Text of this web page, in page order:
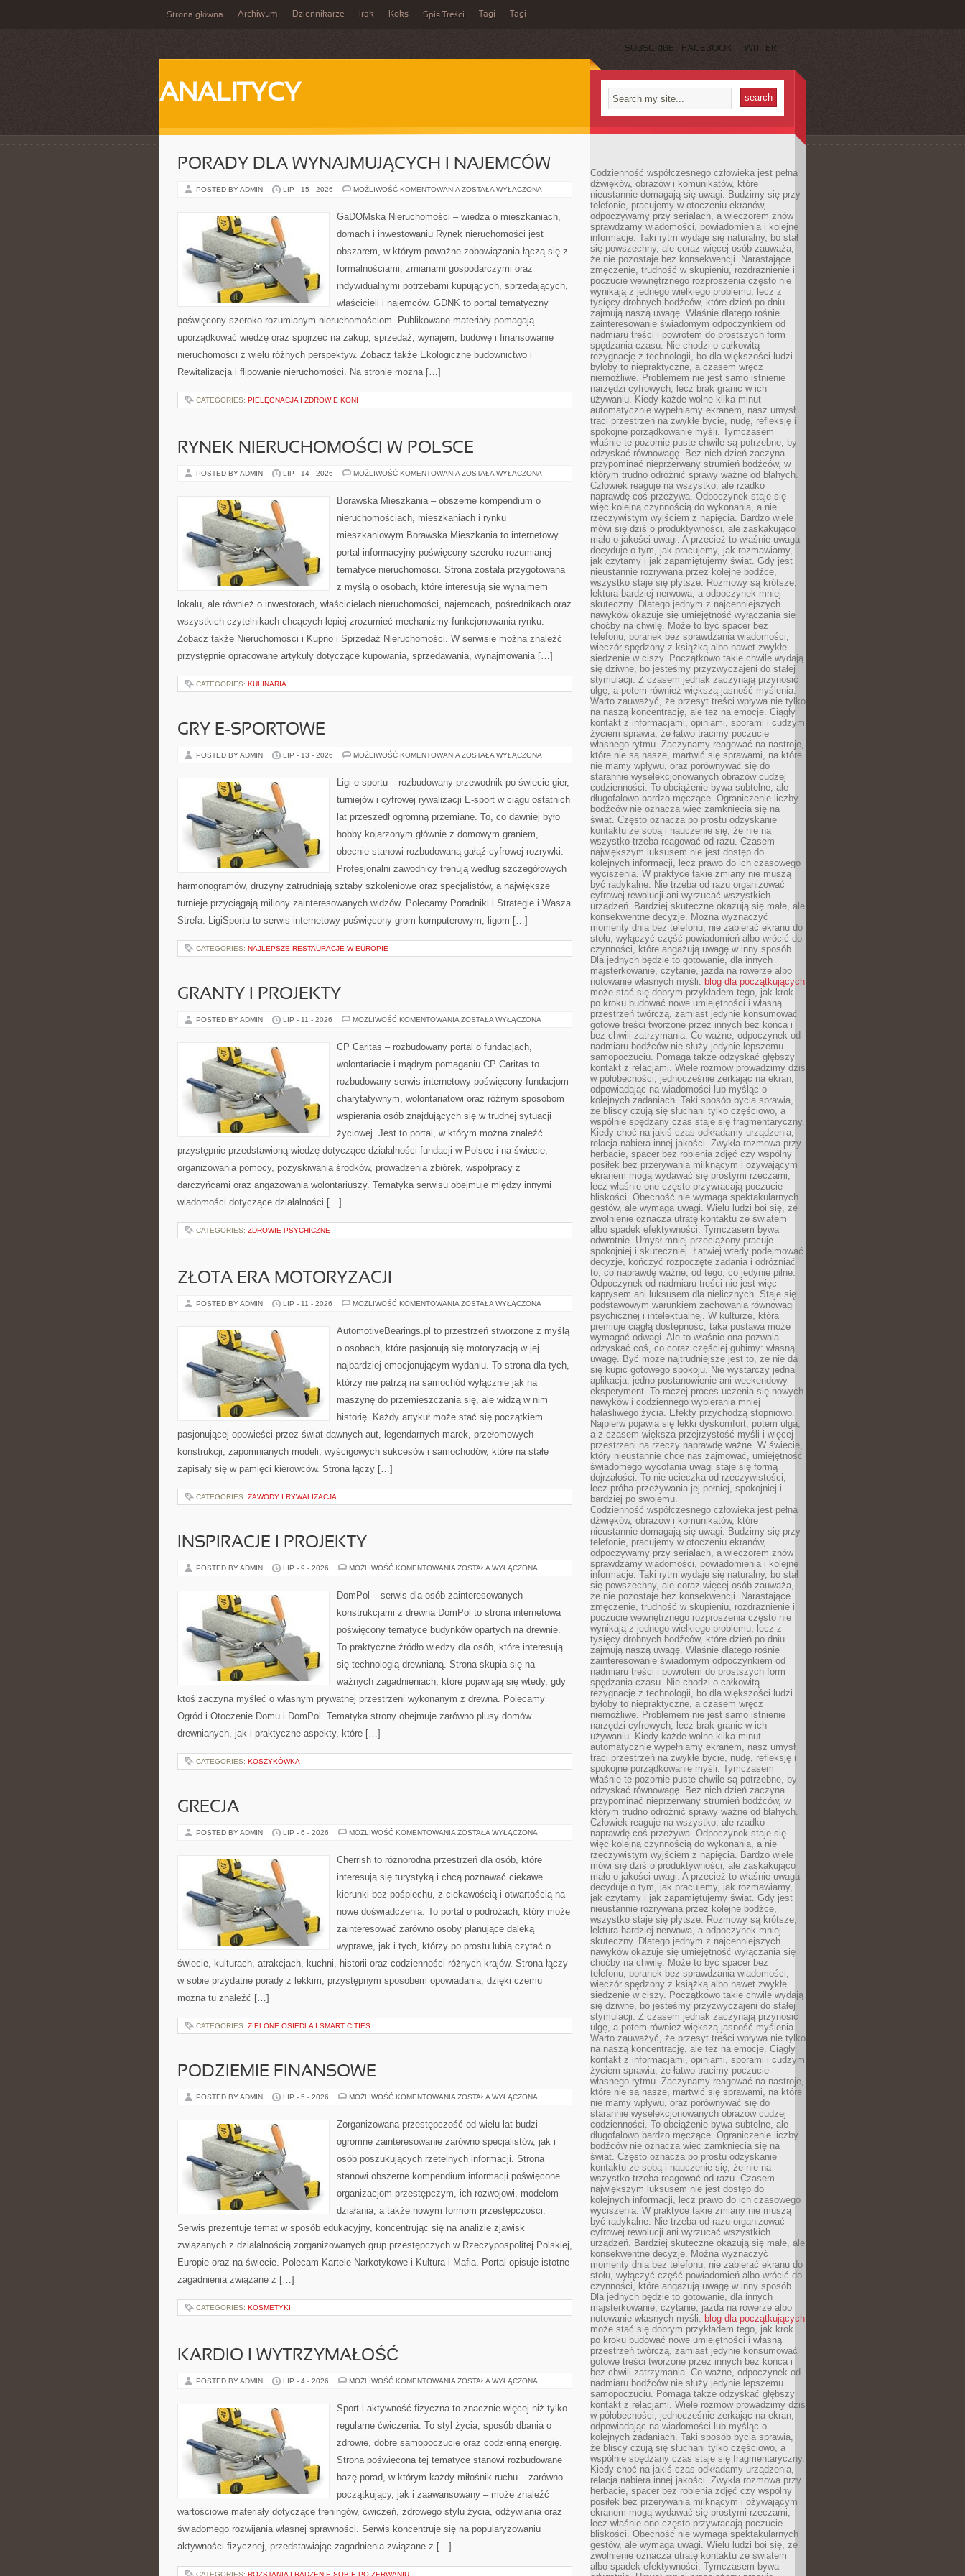
Strona główna Archiwum Dziennikarze Irak Koks Spis Treści Tagi Tagi
SUBSCRIBE FACEBOOK TWITTER
ANALITYCY
PORADY DLA WYNAJMUJĄCYCH I NAJEMCÓW
POSTED BY ADMIN LIP - 15 - 2026 MOŻLIWOŚĆ KOMENTOWANIA PORADY
NAJEMCÓW
ZOSTAŁA WYŁĄCZONA
GaDOMska Nieruchomości – wiedza o mieszkaniach,
domach i inwestowaniu Rynek nieruchomości jest
obszarem, w którym poważne zobowiązania łączą się z
formalnościami, zmianami gospodarczymi oraz
indywidualnymi potrzebami kupujących, sprzedających,
właścicieli i najemców. GDNK to portal tematyczny
poświęcony szeroko rozumianym nieruchomościom. Publikowane materiały pomagają
uporządkować wiedzę oraz spojrzeć na zakup, sprzedaż, wynajem, budowę i finansowanie
nieruchomości z wielu różnych perspektyw. Zobacz także Ekologiczne budownictwo i
Rewitalizacja i flipowanie nieruchomości. Na stronie można […]
CATEGORIES: PIELĘGNACJA I ZDROWIE KONI
RYNEK NIERUCHOMOŚCI W POLSCE
POSTED BY ADMIN LIP - 14 - 2026 MOŻLIWOŚĆ KOMENTOWANIA RYNEK
POLSCE
ZOSTAŁA WYŁĄCZONA
Borawska Mieszkania – obszerne kompendium o
nieruchomościach, mieszkaniach i rynku
mieszkaniowym Borawska Mieszkania to internetowy
portal informacyjny poświęcony szeroko rozumianej
tematyce nieruchomości. Strona została przygotowana
z myślą o osobach, które interesują się wynajmem
lokalu, ale również o inwestorach, właścicielach nieruchomości, najemcach, pośrednikach oraz
wszystkich czytelnikach chcących lepiej zrozumieć mechanizmy funkcjonowania rynku.
Zobacz także Nieruchomości i Kupno i Sprzedaż Nieruchomości. W serwisie można znaleźć
przystępnie opracowane artykuły dotyczące kupowania, sprzedawania, wynajmowania […]
CATEGORIES: KULINARIA
GRY E-SPORTOWE
POSTED BY ADMIN LIP - 13 - 2026 MOŻLIWOŚĆ KOMENTOWANIA GRY
ZOSTAŁA WYŁĄCZONA
Ligi e-sportu – rozbudowany przewodnik po świecie gier,
turniejów i cyfrowej rywalizacji E-sport w ciągu ostatnich
lat przeszedł ogromną przemianę. To, co dawniej było
hobby kojarzonym głównie z domowym graniem,
obecnie stanowi rozbudowaną gałąź cyfrowej rozrywki.
Profesjonalni zawodnicy trenują według szczegółowych
harmonogramów, drużyny zatrudniają sztaby szkoleniowe oraz specjalistów, a największe
turnieje przyciągają miliony zainteresowanych widzów. Polecamy Poradniki i Strategie i Wasza
Strefa. LigiSportu to serwis internetowy poświęcony grom komputerowym, ligom […]
CATEGORIES: NAJLEPSZE RESTAURACJE W EUROPIE
GRANTY I PROJEKTY
POSTED BY ADMIN LIP - 11 - 2026 MOŻLIWOŚĆ KOMENTOWANIA GRANTY
ZOSTAŁA WYŁĄCZONA
CP Caritas – rozbudowany portal o fundacjach,
wolontariacie i mądrym pomaganiu CP Caritas to
rozbudowany serwis internetowy poświęcony fundacjom
charytatywnym, wolontariatowi oraz różnym sposobom
wspierania osób znajdujących się w trudnej sytuacji
życiowej. Jest to portal, w którym można znaleźć
przystępnie przedstawioną wiedzę dotyczące działalności fundacji w Polsce i na świecie,
organizowania pomocy, pozyskiwania środków, prowadzenia zbiórek, współpracy z
darczyńcami oraz angażowania wolontariuszy. Tematyka serwisu obejmuje między innymi
wiadomości dotyczące działalności […]
CATEGORIES: ZDROWIE PSYCHICZNE
ZŁOTA ERA MOTORYZACJI
POSTED BY ADMIN LIP - 11 - 2026 MOŻLIWOŚĆ KOMENTOWANIA ZŁOTA
ZOSTAŁA WYŁĄCZONA
AutomotiveBearings.pl to przestrzeń stworzone z myślą
o osobach, które pasjonują się motoryzacją w jej
najbardziej emocjonującym wydaniu. To strona dla tych,
którzy nie patrzą na samochód wyłącznie jak na
maszynę do przemieszczania się, ale widzą w nim
historię. Każdy artykuł może stać się początkiem
pasjonującej opowieści przez świat dawnych aut, legendarnych marek, przełomowych
konstrukcji, zapomnianych modeli, wyścigowych sukcesów i samochodów, które na stałe
zapisały się w pamięci kierowców. Strona łączy […]
CATEGORIES: ZAWODY I RYWALIZACJA
INSPIRACJE I PROJEKTY
POSTED BY ADMIN LIP - 9 - 2026 MOŻLIWOŚĆ KOMENTOWANIA INSPIRACJE
ZOSTAŁA WYŁĄCZONA
DomPol – serwis dla osób zainteresowanych
konstrukcjami z drewna DomPol to strona internetowa
poświęcony tematyce budynków opartych na drewnie.
To praktyczne źródło wiedzy dla osób, które interesują
się technologią drewnianą. Strona skupia się na
ważnych zagadnieniach, które pojawiają się wtedy, gdy
ktoś zaczyna myśleć o własnym prywatnej przestrzeni wykonanym z drewna. Polecamy
Ogród i Otoczenie Domu i DomPol. Tematyka strony obejmuje zarówno plusy domów
drewnianych, jak i praktyczne aspekty, które […]
CATEGORIES: KOSZYKÓWKA
GRECJA
POSTED BY ADMIN LIP - 6 - 2026 MOŻLIWOŚĆ KOMENTOWANIA GRECJA
ZOSTAŁA WYŁĄCZONA
Cherrish to różnorodna przestrzeń dla osób, które
interesują się turystyką i chcą poznawać ciekawe
kierunki bez pośpiechu, z ciekawością i otwartością na
nowe doświadczenia. To portal o podróżach, który może
zainteresować zarówno osoby planujące daleką
wyprawę, jak i tych, którzy po prostu lubią czytać o
świecie, kulturach, atrakcjach, kuchni, historii oraz codzienności różnych krajów. Strona łączy
w sobie przydatne porady z lekkim, przystępnym sposobem opowiadania, dzięki czemu
można tu znaleźć […]
CATEGORIES: ZIELONE OSIEDLA I SMART CITIES
PODZIEMIE FINANSOWE
POSTED BY ADMIN LIP - 5 - 2026 MOŻLIWOŚĆ KOMENTOWANIA PODZIEMIE
ZOSTAŁA WYŁĄCZONA
Zorganizowana przestępczość od wielu lat budzi
ogromne zainteresowanie zarówno specjalistów, jak i
osób poszukujących rzetelnych informacji. Strona
stanowi obszerne kompendium informacji poświęcone
organizacjom przestępczym, ich rozwojowi, modelom
działania, a także nowym formom przestępczości.
Serwis prezentuje temat w sposób edukacyjny, koncentrując się na analizie zjawisk
związanych z działalnością zorganizowanych grup przestępczych w Rzeczypospolitej Polskiej,
Europie oraz na świecie. Polecam Kartele Narkotykowe i Kultura i Mafia. Portal opisuje istotne
zagadnienia związane z […]
CATEGORIES: KOSMETYKI
KARDIO I WYTRZYMAŁOŚĆ
POSTED BY ADMIN LIP - 4 - 2026 MOŻLIWOŚĆ KOMENTOWANIA KARDIO
ZOSTAŁA WYŁĄCZONA
Sport i aktywność fizyczna to znacznie więcej niż tylko
regularne ćwiczenia. To styl życia, sposób dbania o
zdrowie, dobre samopoczucie oraz codzienną energię.
Strona poświęcona tej tematyce stanowi rozbudowane
bazę porad, w którym każdy miłośnik ruchu – zarówno
początkujący, jak i zaawansowany – może znaleźć
wartościowe materiały dotyczące treningów, ćwiczeń, zdrowego stylu życia, odżywiania oraz
świadomego rozwijania własnej sprawności. Serwis koncentruje się na popularyzowaniu
aktywności fizycznej, przedstawiając zagadnienia związane z […]
CATEGORIES: ROZSTANIA I RADZENIE SOBIE PO ZERWANIU
Codzienność współczesnego człowieka jest pełna
dźwięków, obrazów i komunikatów, które
nieustannie domagają się uwagi. Budzimy się przy
telefonie, pracujemy w otoczeniu ekranów,
odpoczywamy przy serialach, a wieczorem znów
sprawdzamy wiadomości, powiadomienia i kolejne
informacje. Taki rytm wydaje się naturalny, bo stał
się powszechny, ale coraz więcej osób zauważa,
że nie pozostaje bez konsekwencji. Narastające
zmęczenie, trudność w skupieniu, rozdrażnienie i
poczucie wewnętrznego rozproszenia często nie
wynikają z jednego wielkiego problemu, lecz z
tysięcy drobnych bodźców, które dzień po dniu
zajmują naszą uwagę. Właśnie dlatego rośnie
zainteresowanie świadomym odpoczynkiem od
nadmiaru treści i powrotem do prostszych form
spędzania czasu. Nie chodzi o całkowitą
rezygnację z technologii, bo dla większości ludzi
byłoby to niepraktyczne, a czasem wręcz
niemożliwe. Problemem nie jest samo istnienie
narzędzi cyfrowych, lecz brak granic w ich
używaniu. Kiedy każde wolne kilka minut
automatycznie wypełniamy ekranem, nasz umysł
traci przestrzeń na zwykłe bycie, nudę, refleksję i
spokojne porządkowanie myśli. Tymczasem
właśnie te pozornie puste chwile są potrzebne, by
odzyskać równowagę. Bez nich dzień zaczyna
przypominać nieprzerwany strumień bodźców, w
którym trudno odróżnić sprawy ważne od błahych.
Człowiek reaguje na wszystko, ale rzadko
naprawdę coś przeżywa. Odpoczynek staje się
więc kolejną czynnością do wykonania, a nie
rzeczywistym wyjściem z napięcia. Bardzo wiele
mówi się dziś o produktywności, ale zaskakująco
mało o jakości uwagi. A przecież to właśnie uwaga
decyduje o tym, jak pracujemy, jak rozmawiamy,
jak czytamy i jak zapamiętujemy świat. Gdy jest
nieustannie rozrywana przez kolejne bodźce,
wszystko staje się płytsze. Rozmowy są krótsze,
lektura bardziej nerwowa, a odpoczynek mniej
skuteczny. Dlatego jednym z najcenniejszych
nawyków okazuje się umiejętność wyłączania się
choćby na chwilę. Może to być spacer bez
telefonu, poranek bez sprawdzania wiadomości,
wieczór spędzony z książką albo nawet zwykłe
siedzenie w ciszy. Początkowo takie chwile wydają
się dziwne, bo jesteśmy przyzwyczajeni do stałej
stymulacji. Z czasem jednak zaczynają przynosić
ulgę, a potem również większą jasność myślenia.
Warto zauważyć, że przesyt treści wpływa nie tylko
na naszą koncentrację, ale też na emocje. Ciągły
kontakt z informacjami, opiniami, sporami i cudzym
życiem sprawia, że łatwo tracimy poczucie
własnego rytmu. Zaczynamy reagować na nastroje,
które nie są nasze, martwić się sprawami, na które
nie mamy wpływu, oraz porównywać się do
starannie wyselekcjonowanych obrazów cudzej
codzienności. To obciążenie bywa subtelne, ale
długofalowo bardzo męczące. Ograniczenie liczby
bodźców nie oznacza więc zamknięcia się na
świat. Często oznacza po prostu odzyskanie
kontaktu ze sobą i nauczenie się, że nie na
wszystko trzeba reagować od razu. Czasem
największym luksusem nie jest dostęp do
kolejnych informacji, lecz prawo do ich czasowego
wyciszenia. W praktyce takie zmiany nie muszą
być radykalne. Nie trzeba od razu organizować
cyfrowej rewolucji ani wyrzucać wszystkich
urządzeń. Bardziej skuteczne okazują się małe, ale
konsekwentne decyzje. Można wyznaczyć
momenty dnia bez telefonu, nie zabierać ekranu do
stołu, wyłączyć część powiadomień albo wrócić do
czynności, które angażują uwagę w inny sposób.
Dla jednych będzie to gotowanie, dla innych
majsterkowanie, czytanie, jazda na rowerze albo
notowanie własnych myśli. blog dla początkujących
może stać się dobrym przykładem tego, jak krok
po kroku budować nowe umiejętności i własną
przestrzeń twórczą, zamiast jedynie konsumować
gotowe treści tworzone przez innych bez końca i
bez chwili zatrzymania. Co ważne, odpoczynek od
nadmiaru bodźców nie służy jedynie lepszemu
samopoczuciu. Pomaga także odzyskać głębszy
kontakt z relacjami. Wiele rozmów prowadzimy dziś
w półobecności, jednocześnie zerkając na ekran,
odpowiadając na wiadomości lub myśląc o
kolejnych zadaniach. Taki sposób bycia sprawia,
że bliscy czują się słuchani tylko częściowo, a
wspólnie spędzany czas staje się fragmentaryczny.
Kiedy choć na jakiś czas odkładamy urządzenia,
relacja nabiera innej jakości. Zwykła rozmowa przy
herbacie, spacer bez robienia zdjęć czy wspólny
posiłek bez przerywania milknącym i ożywającym
ekranem mogą wydawać się prostymi rzeczami,
lecz właśnie one często przywracają poczucie
bliskości. Obecność nie wymaga spektakularnych
gestów, ale wymaga uwagi. Wielu ludzi boi się, że
zwolnienie oznacza utratę kontaktu ze światem
albo spadek efektywności. Tymczasem bywa
odwrotnie. Umysł mniej przeciążony pracuje
spokojniej i skuteczniej. Łatwiej wtedy podejmować
decyzje, kończyć rozpoczęte zadania i odróżniać
to, co naprawdę ważne, od tego, co jedynie pilne.
Odpoczynek od nadmiaru treści nie jest więc
kaprysem ani luksusem dla nielicznych. Staje się
podstawowym warunkiem zachowania równowagi
psychicznej i intelektualnej. W kulturze, która
premiuje ciągłą dostępność, taka postawa może
wymagać odwagi. Ale to właśnie ona pozwala
odzyskać coś, co coraz częściej gubimy: własną
uwagę. Być może najtrudniejsze jest to, że nie da
się kupić gotowego spokoju. Nie wystarczy jedna
aplikacja, jedno postanowienie ani weekendowy
eksperyment. To raczej proces uczenia się nowych
nawyków i codziennego wybierania mniej
hałaśliwego życia. Efekty przychodzą stopniowo.
Najpierw pojawia się lekki dyskomfort, potem ulga,
a z czasem większa przejrzystość myśli i więcej
przestrzeni na rzeczy naprawdę ważne. W świecie,
który nieustannie chce nas zajmować, umiejętność
świadomego wycofania uwagi staje się formą
dojrzałości. To nie ucieczka od rzeczywistości,
lecz próba przeżywania jej pełniej, spokojniej i
bardziej po swojemu.
Codzienność współczesnego człowieka jest pełna
dźwięków, obrazów i komunikatów, które
nieustannie domagają się uwagi. Budzimy się przy
telefonie, pracujemy w otoczeniu ekranów,
odpoczywamy przy serialach, a wieczorem znów
sprawdzamy wiadomości, powiadomienia i kolejne
informacje. Taki rytm wydaje się naturalny, bo stał
się powszechny, ale coraz więcej osób zauważa,
że nie pozostaje bez konsekwencji. Narastające
zmęczenie, trudność w skupieniu, rozdrażnienie i
poczucie wewnętrznego rozproszenia często nie
wynikają z jednego wielkiego problemu, lecz z
tysięcy drobnych bodźców, które dzień po dniu
zajmują naszą uwagę. Właśnie dlatego rośnie
zainteresowanie świadomym odpoczynkiem od
nadmiaru treści i powrotem do prostszych form
spędzania czasu. Nie chodzi o całkowitą
rezygnację z technologii, bo dla większości ludzi
byłoby to niepraktyczne, a czasem wręcz
niemożliwe. Problemem nie jest samo istnienie
narzędzi cyfrowych, lecz brak granic w ich
używaniu. Kiedy każde wolne kilka minut
automatycznie wypełniamy ekranem, nasz umysł
traci przestrzeń na zwykłe bycie, nudę, refleksję i
spokojne porządkowanie myśli. Tymczasem
właśnie te pozornie puste chwile są potrzebne, by
odzyskać równowagę. Bez nich dzień zaczyna
przypominać nieprzerwany strumień bodźców, w
którym trudno odróżnić sprawy ważne od błahych.
Człowiek reaguje na wszystko, ale rzadko
naprawdę coś przeżywa. Odpoczynek staje się
więc kolejną czynnością do wykonania, a nie
rzeczywistym wyjściem z napięcia. Bardzo wiele
mówi się dziś o produktywności, ale zaskakująco
mało o jakości uwagi. A przecież to właśnie uwaga
decyduje o tym, jak pracujemy, jak rozmawiamy,
jak czytamy i jak zapamiętujemy świat. Gdy jest
nieustannie rozrywana przez kolejne bodźce,
wszystko staje się płytsze. Rozmowy są krótsze,
lektura bardziej nerwowa, a odpoczynek mniej
skuteczny. Dlatego jednym z najcenniejszych
nawyków okazuje się umiejętność wyłączania się
choćby na chwilę. Może to być spacer bez
telefonu, poranek bez sprawdzania wiadomości,
wieczór spędzony z książką albo nawet zwykłe
siedzenie w ciszy. Początkowo takie chwile wydają
się dziwne, bo jesteśmy przyzwyczajeni do stałej
stymulacji. Z czasem jednak zaczynają przynosić
ulgę, a potem również większą jasność myślenia.
Warto zauważyć, że przesyt treści wpływa nie tylko
na naszą koncentrację, ale też na emocje. Ciągły
kontakt z informacjami, opiniami, sporami i cudzym
życiem sprawia, że łatwo tracimy poczucie
własnego rytmu. Zaczynamy reagować na nastroje,
które nie są nasze, martwić się sprawami, na które
nie mamy wpływu, oraz porównywać się do
starannie wyselekcjonowanych obrazów cudzej
codzienności. To obciążenie bywa subtelne, ale
długofalowo bardzo męczące. Ograniczenie liczby
bodźców nie oznacza więc zamknięcia się na
świat. Często oznacza po prostu odzyskanie
kontaktu ze sobą i nauczenie się, że nie na
wszystko trzeba reagować od razu. Czasem
największym luksusem nie jest dostęp do
kolejnych informacji, lecz prawo do ich czasowego
wyciszenia. W praktyce takie zmiany nie muszą
być radykalne. Nie trzeba od razu organizować
cyfrowej rewolucji ani wyrzucać wszystkich
urządzeń. Bardziej skuteczne okazują się małe, ale
konsekwentne decyzje. Można wyznaczyć
momenty dnia bez telefonu, nie zabierać ekranu do
stołu, wyłączyć część powiadomień albo wrócić do
czynności, które angażują uwagę w inny sposób.
Dla jednych będzie to gotowanie, dla innych
majsterkowanie, czytanie, jazda na rowerze albo
notowanie własnych myśli. blog dla początkujących
może stać się dobrym przykładem tego, jak krok
po kroku budować nowe umiejętności i własną
przestrzeń twórczą, zamiast jedynie konsumować
gotowe treści tworzone przez innych bez końca i
bez chwili zatrzymania. Co ważne, odpoczynek od
nadmiaru bodźców nie służy jedynie lepszemu
samopoczuciu. Pomaga także odzyskać głębszy
kontakt z relacjami. Wiele rozmów prowadzimy dziś
w półobecności, jednocześnie zerkając na ekran,
odpowiadając na wiadomości lub myśląc o
kolejnych zadaniach. Taki sposób bycia sprawia,
że bliscy czują się słuchani tylko częściowo, a
wspólnie spędzany czas staje się fragmentaryczny.
Kiedy choć na jakiś czas odkładamy urządzenia,
relacja nabiera innej jakości. Zwykła rozmowa przy
herbacie, spacer bez robienia zdjęć czy wspólny
posiłek bez przerywania milknącym i ożywającym
ekranem mogą wydawać się prostymi rzeczami,
lecz właśnie one często przywracają poczucie
bliskości. Obecność nie wymaga spektakularnych
gestów, ale wymaga uwagi. Wielu ludzi boi się, że
zwolnienie oznacza utratę kontaktu ze światem
albo spadek efektywności. Tymczasem bywa